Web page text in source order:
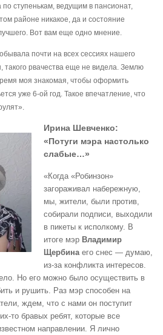
ступенькам, ведущим в пансионат,
районе никакое, да и состояние
Вот вам еще одно мнение.
почти на всех сессиях нашего
такого рвачества еще не видела. Землю
моя знакомая, чтобы оформить
уже 6-ой год. Такое впечатление, что
Ирина Шевченко:
«Потуги мэра настолько
слабые…»
«Когда «Робинзон»
загораживал набережную,
мы, жители, были против,
собирали подписи, выходили
в пикеты к исполкому. В
итоге мэр Владимир
Щербина его снес — думаю,
из-за конфликта интересов.
Но его можно было осуществить в
и рушить. Раз мэр способен на
ждем, что с нами он поступит
то бравых ребят, которые все
направлении. Я лично